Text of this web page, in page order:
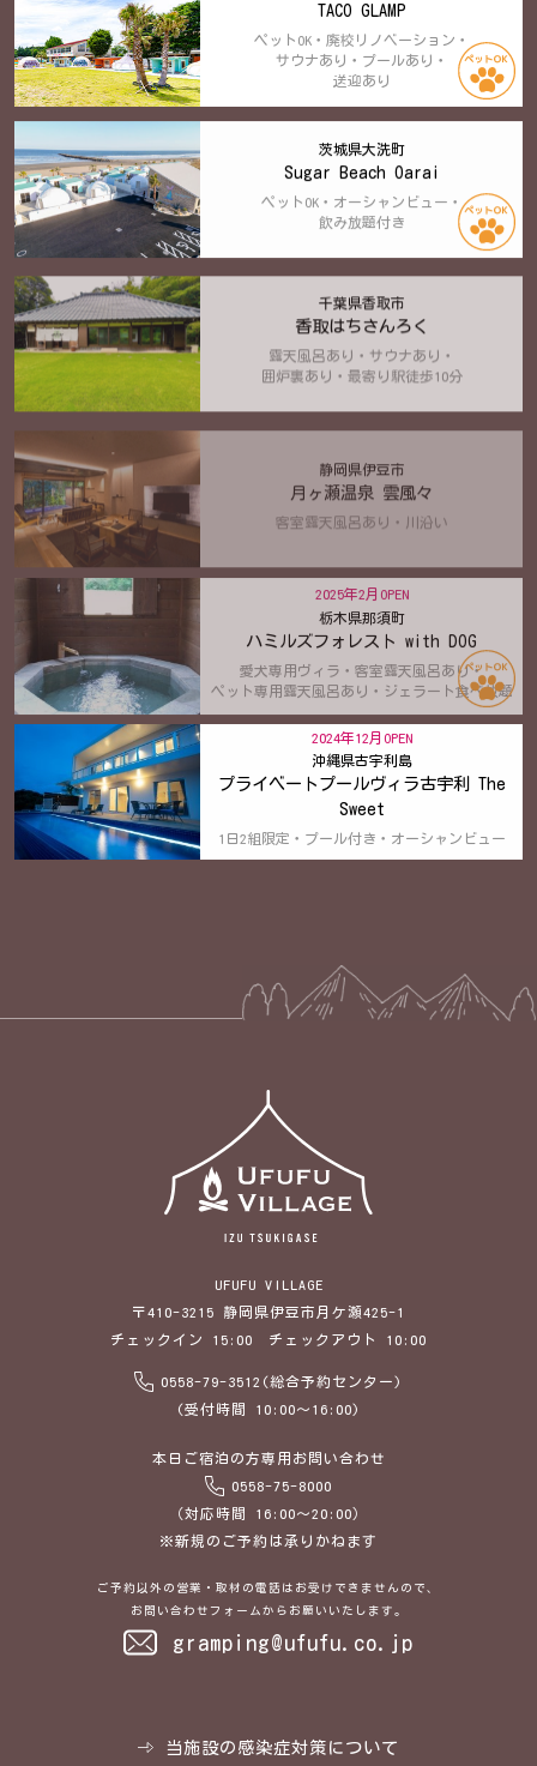
TACO GLAMP
ペットOK・廃校リノベーション・
サウナあり・プールあり・
送迎あり
茨城県大洗町
Sugar Beach Oarai
ペットOK・オーシャンビュー・
飲み放題付き
千葉県香取市
香取はちさんろく
露天風呂あり・サウナあり・
囲炉裏あり・最寄り駅徒歩10分
静岡県伊豆市
月ヶ瀬温泉 雲風々
客室露天風呂あり・川沿い
2025年2月OPEN
栃木県那須町
ハミルズフォレスト with DOG
愛犬専用ヴィラ・客室露天風呂あり・
ペット専用露天風呂あり・ジェラート食べ放題
2024年12月OPEN
沖縄県古宇利島
プライベートプールヴィラ古宇利 The
Sweet
1日2組限定・プール付き・オーシャンビュー
UFUFU VILLAGE
〒410-3215 静岡県伊豆市月ケ瀬425-1
チェックイン 15:00 チェックアウト 10:00
0558-79-3512(総合予約センター)
(受付時間 10:00～16:00)
本日ご宿泊の方専用お問い合わせ
0558-75-8000
（対応時間 16:00～20:00）
※新規のご予約は承りかねます
ご予約以外の営業・取材の電話はお受けできませんので、
お問い合わせフォームからお願いいたします。
gramping@ufufu.co.jp
当施設の感染症対策について